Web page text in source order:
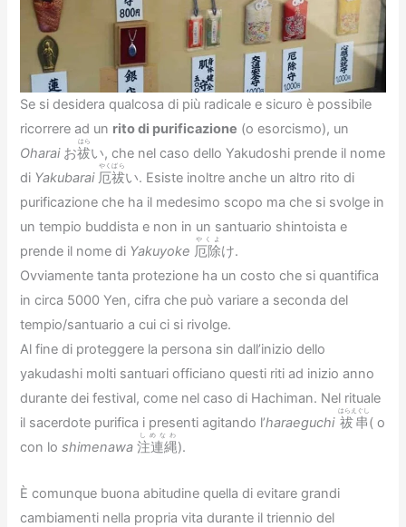
Se si desidera qualcosa di più radicale e sicuro è possibile
ricorrere ad un rito di purificazione (o esorcismo), un
Oharaiお祓
はら
い, che nel caso dello Yakudoshi prende il nome
di Yakubarai 厄祓
やくばら
い. Esiste inoltre anche un altro rito di
purificazione che ha il medesimo scopo ma che si svolge in
un tempio buddista e non in un santuario shintoista e
prende il nome di Yakuyoke 厄除
やくよ
け.
Ovviamente tanta protezione ha un costo che si quantifica
in circa 5000 Yen, cifra che può variare a seconda del
tempio/santuario a cui ci si rivolge.
Al fine di proteggere la persona sin dall’inizio dello
yakudashi molti santuari officiano questi riti ad inizio anno
durante dei festival, come nel caso di Hachiman. Nel rituale
il sacerdote purifica i presenti agitando l’haraeguchi 祓串
はらえぐし
( o
con loshimenawa 注連縄
しめなわ
).
È comunque buona abitudine quella di evitare grandi
cambiamenti nella propria vita durante il triennio del